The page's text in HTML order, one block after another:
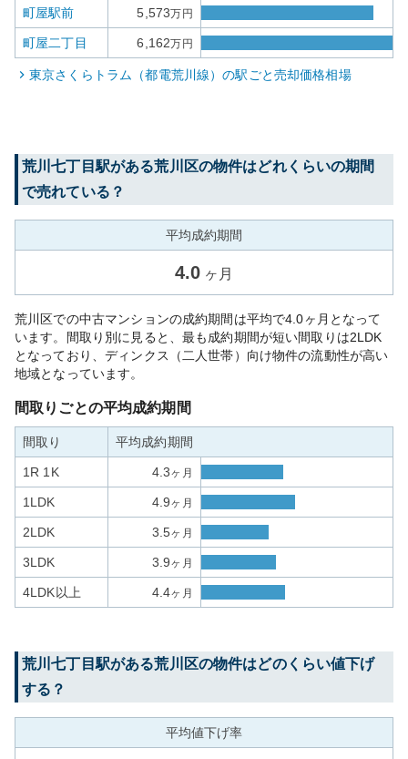
町屋駅前 5,573万円
町屋二丁目 6,162万円
東京さくらトラム（都電荒川線）の駅ごと売却価格相場
荒川七丁目駅がある荒川区の物件はどれくらいの期間
で売れている？
平均成約期間
4.0 ヶ月
荒川区での中古マンションの成約期間は平均で4.0ヶ月となって
います。間取り別に見ると、最も成約期間が短い間取りは2LDK
となっており、ディンクス（二人世帯）向け物件の流動性が高い
地域となっています。
間取りごとの平均成約期間
間取り 平均成約期間
1R 1K 4.3ヶ月
1LDK 4.9ヶ月
2LDK 3.5ヶ月
3LDK 3.9ヶ月
4LDK以上 4.4ヶ月
荒川七丁目駅がある荒川区の物件はどのくらい値下げ
する？
平均値下げ率